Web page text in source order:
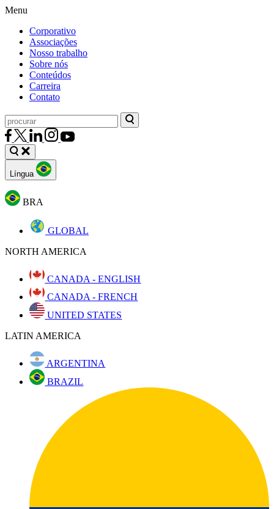
Menu
Corporativo
Associações
Nosso trabalho
Sobre nós
Conteúdos
Carreira
Contato
Língua
BRA
GLOBAL
NORTH AMERICA
CANADA - ENGLISH
CANADA - FRENCH
UNITED STATES
LATIN AMERICA
ARGENTINA
BRAZIL